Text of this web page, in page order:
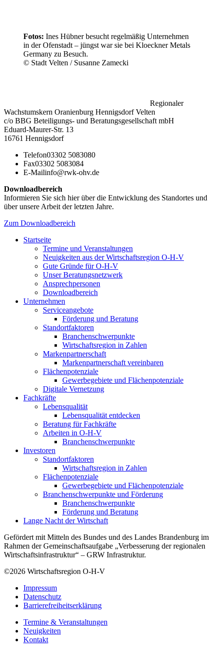
Fotos: Ines Hübner besucht regelmäßig Unternehmen
in der Ofenstadt – jüngst war sie bei Kloeckner Metals
Germany zu Besuch.
© Stadt Velten / Susanne Zamecki
Regionaler
Wachstumskern Oranienburg Hennigsdorf Velten
c/o BBG Beteiligungs- und Beratungsgesellschaft mbH
Eduard-Maurer-Str. 13
16761 Hennigsdorf
Telefon03302 5083080
Fax03302 5083084
E-Mailinfo@rwk-ohv.de
Downloadbereich
Informieren Sie sich hier über die Entwicklung des Standortes und
über unsere Arbeit der letzten Jahre.
Zum Downloadbereich
Startseite
Termine und Veranstaltungen
Neuigkeiten aus der Wirtschaftsregion O-H-V
Gute Gründe für O-H-V
Unser Beratungsnetzwerk
Ansprechpersonen
Downloadbereich
Unternehmen
Serviceangebote
Förderung und Beratung
Standortfaktoren
Branchenschwerpunkte
Wirtschaftsregion in Zahlen
Markenpartnerschaft
Markenpartnerschaft vereinbaren
Flächenpotenziale
Gewerbegebiete und Flächenpotenziale
Digitale Vernetzung
Fachkräfte
Lebensqualität
Lebensqualität entdecken
Beratung für Fachkräfte
Arbeiten in O-H-V
Branchenschwerpunkte
Investoren
Standortfaktoren
Wirtschaftsregion in Zahlen
Flächenpotenziale
Gewerbegebiete und Flächenpotenziale
Branchenschwerpunkte und Förderung
Branchenschwerpunkte
Förderung und Beratung
Lange Nacht der Wirtschaft
Gefördert mit Mitteln des Bundes und des Landes Brandenburg im
Rahmen der Gemeinschaftsaufgabe „Verbesserung der regionalen
Wirtschaftsinfrastruktur“ – GRW Infrastruktur.
©2026 Wirtschaftsregion O-H-V
Impressum
Datenschutz
Barrierefreiheitserklärung
Termine & Veranstaltungen
Neuigkeiten
Kontakt